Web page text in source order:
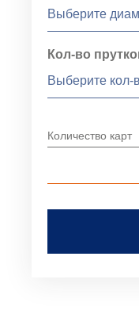
Кол-во
Количество карт